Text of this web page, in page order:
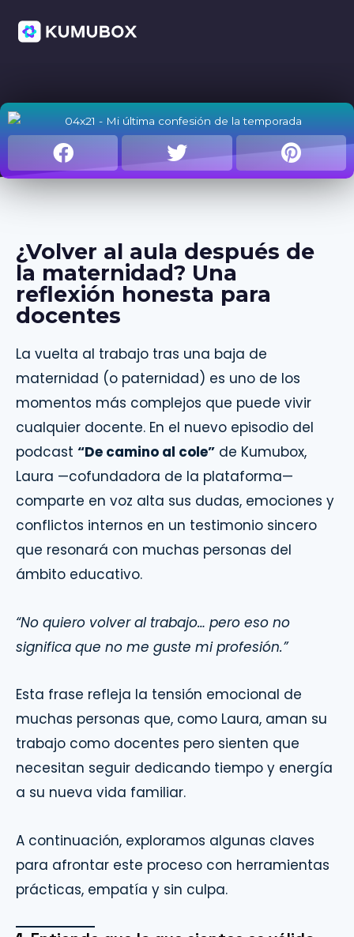
¿Volver al aula después de
la maternidad? Una
reflexión honesta para
docentes
La vuelta al trabajo tras una baja de
maternidad (o paternidad) es uno de los
momentos más complejos que puede vivir
cualquier docente. En el nuevo episodio del
podcast “De camino al cole” de Kumubox,
Laura —cofundadora de la plataforma—
comparte en voz alta sus dudas, emociones y
conflictos internos en un testimonio sincero
que resonará con muchas personas del
ámbito educativo.
“No quiero volver al trabajo… pero eso no
significa que no me guste mi profesión.”
Esta frase refleja la tensión emocional de
muchas personas que, como Laura, aman su
trabajo como docentes pero sienten que
necesitan seguir dedicando tiempo y energía
a su nueva vida familiar.
A continuación, exploramos algunas claves
para afrontar este proceso con herramientas
prácticas, empatía y sin culpa.